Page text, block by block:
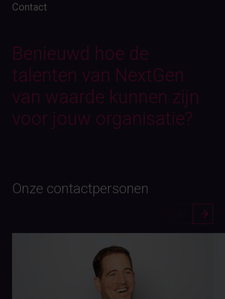
Contact
Benieuwd hoe de
talenten van NextGen
van waarde kunnen zijn
voor jouw organisatie?
Onze contactpersonen